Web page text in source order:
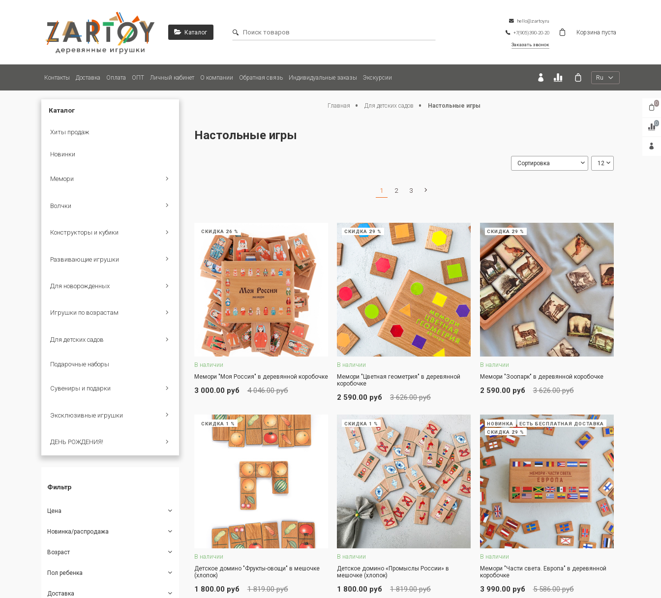
Каталог
hello@zartoy.ru
+7(905)390-20-20
Заказать звонок
Корзина пуста
Контакты Доставка Оплата ОПТ Личный кабинет О компании Обратная связь Индивидуальные заказы Экскурсии Ru
Каталог
Хиты продаж
Новинки
Мемори
Волчки
Конструкторы и кубики
Развивающие игрушки
Для новорожденных
Игрушки по возрастам
Для детских садов
Подарочные наборы
Сувениры и подарки
Эксклюзивные игрушки
ДЕНЬ РОЖДЕНИЯ!
Фильтр
Цена
Новинка/распродажа
Возраст
Пол ребенка
Доставка
Главная Для детских садов Настольные игры
Настольные игры
1 2 3
СКИДКА 26 %
В наличии
Мемори "Моя Россия" в деревянной коробочке
3 000.00 руб 4 046.00 руб
ЗАКАЗ В ОДИН КЛИК
СКИДКА 29 %
В наличии
Мемори "Цветная геометрия" в деревянной
коробочке
2 590.00 руб 3 626.00 руб
ЗАКАЗ В ОДИН КЛИК
СКИДКА 29 %
В наличии
Мемори "Зоопарк" в деревянной коробочке
2 590.00 руб 3 626.00 руб
ЗАКАЗ В ОДИН КЛИК
СКИДКА 1 %
В наличии
Детское домино "Фрукты-овощи" в мешочке
(хлопок)
1 800.00 руб 1 819.00 руб
В корзину
ЗАКАЗ В ОДИН КЛИК
СКИДКА 1 %
В наличии
Детское домино «Промыслы России» в
мешочке (хлопок)
1 800.00 руб 1 819.00 руб
В корзину
ЗАКАЗ В ОДИН КЛИК
НОВИНКА
ЕСТЬ БЕСПЛАТНАЯ ДОСТАВКА
СКИДКА 29 %
В наличии
Мемори "Части света. Европа" в деревянной
коробочке
3 990.00 руб 5 586.00 руб
В корзину
ЗАКАЗ В ОДИН КЛИК
0
0